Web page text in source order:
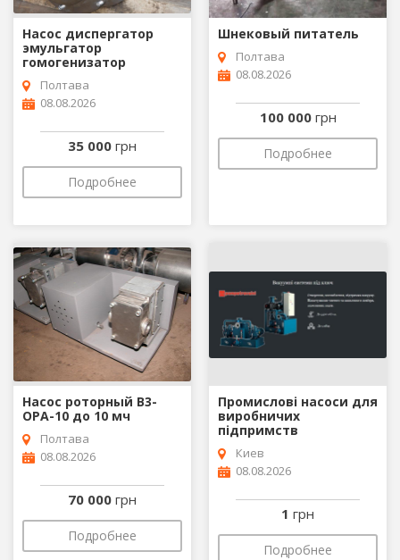
Насос диспергатор
эмульгатор
гомогенизатор
Полтава
08.08.2026
35 000 грн
Подробнее
Шнековый питатель
Полтава
08.08.2026
100 000 грн
Подробнее
Насос роторный В3-
ОРА-10 до 10 мч
Полтава
08.08.2026
70 000 грн
Подробнее
Промислові насоси для
виробничих
підпримств
Киев
08.08.2026
1 грн
Подробнее